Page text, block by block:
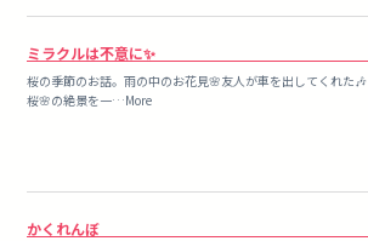
ミラクルは不意に✨
桜の季節のお話。雨の中のお花見🌸友人が車を出してくれた🎶
桜🌸の絶景を一…More
かくれんぼ